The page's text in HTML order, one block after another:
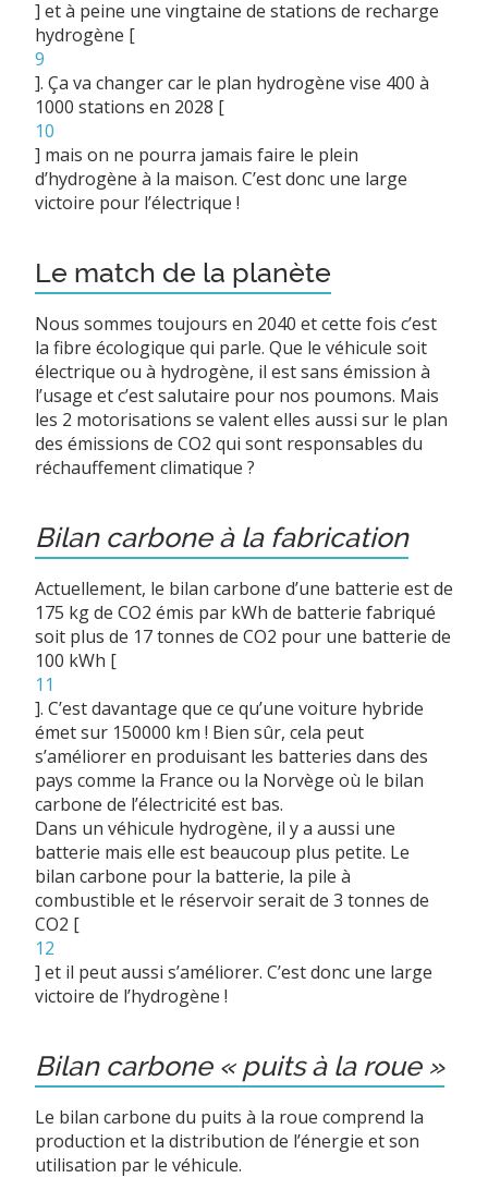
] et à peine une vingtaine de stations de recharge
hydrogène [
9
]. Ça va changer car le plan hydrogène vise 400 à
1000 stations en 2028 [
10
] mais on ne pourra jamais faire le plein
d’hydrogène à la maison. C’est donc une large
victoire pour l’électrique !
Le match de la planète
Nous sommes toujours en 2040 et cette fois c’est
la fibre écologique qui parle. Que le véhicule soit
électrique ou à hydrogène, il est sans émission à
l’usage et c’est salutaire pour nos poumons. Mais
les 2 motorisations se valent elles aussi sur le plan
des émissions de CO2 qui sont responsables du
réchauffement climatique ?
Bilan carbone à la fabrication
Actuellement, le bilan carbone d’une batterie est de
175 kg de CO2 émis par kWh de batterie fabriqué
soit plus de 17 tonnes de CO2 pour une batterie de
100 kWh [
11
]. C’est davantage que ce qu’une voiture hybride
émet sur 150000 km ! Bien sûr, cela peut
s’améliorer en produisant les batteries dans des
pays comme la France ou la Norvège où le bilan
carbone de l’électricité est bas.
Dans un véhicule hydrogène, il y a aussi une
batterie mais elle est beaucoup plus petite. Le
bilan carbone pour la batterie, la pile à
combustible et le réservoir serait de 3 tonnes de
CO2 [
12
] et il peut aussi s’améliorer. C’est donc une large
victoire de l’hydrogène !
Bilan carbone « puits à la roue »
Le bilan carbone du puits à la roue comprend la
production et la distribution de l’énergie et son
utilisation par le véhicule.